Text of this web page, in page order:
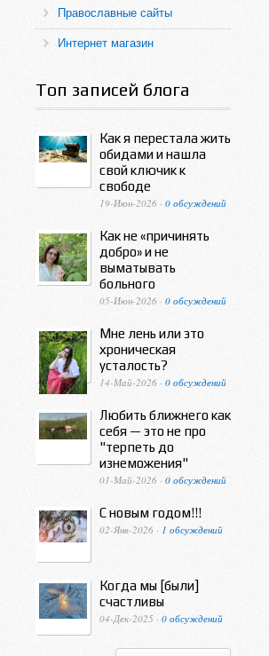
Православные сайты
Интернет магазин
Топ записей блога
Как я перестала жить
обидами и нашла
свой ключик к
свободе
19-Июн-2026 · 0 обсуждений
Как не «причинять
добро» и не
выматывать
больного
05-Июн-2026 · 0 обсуждений
Мне лень или это
хроническая
усталость?
14-Май-2026 · 0 обсуждений
Любить ближнего как
себя — это не про
"терпеть до
изнеможения"
01-Май-2026 · 0 обсуждений
С новым годом!!!
02-Янв-2026 · 1 обсуждений
Когда мы [были]
счастливы
04-Дек-2025 · 0 обсуждений